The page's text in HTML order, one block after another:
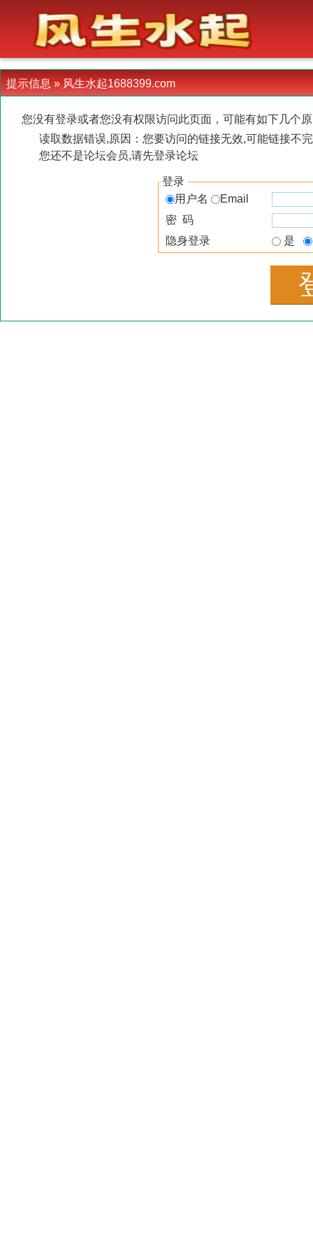
提示信息 » 风生水起1688399.com
您没有登录或者您没有权限访问此页面，可能有如下几个
读取数据错误,原因：您要访问的链接无效,可能链接不
您还不是论坛会员,请先登录论坛
登录
用户名
Email
密 码
隐身登录
是